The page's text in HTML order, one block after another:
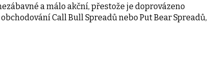
a málo akční, přestože je doprovázeno
Call Bull Spreadů nebo Put Bear Spreadů,